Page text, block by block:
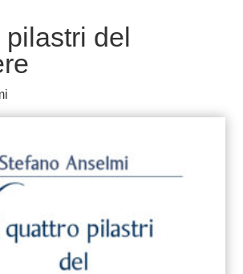
del